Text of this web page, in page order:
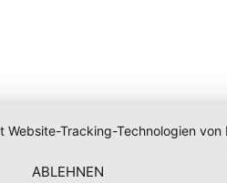
Website-Tracking-Technologien
ABLEHNEN